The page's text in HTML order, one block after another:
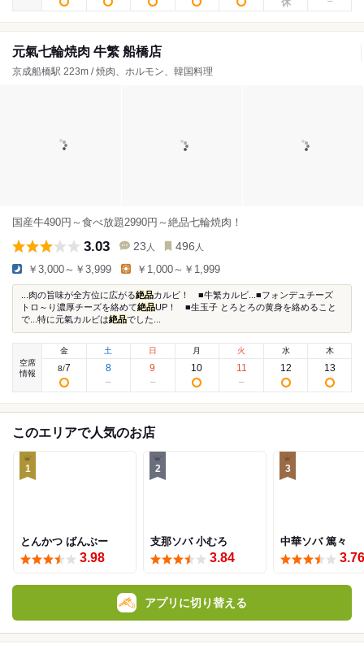
元氣七輪焼肉 牛繁 船橋店
京成船橋駅 223m / 焼肉、ホルモン、韓国料理
国産牛490円～食べ放題2990円～絶品七輪焼肉！
3.03 23 人 496 人
￥3,000～￥3,999 ￥1,000～￥1,999
...肉の旨味が全方位に広がる絶品カルビ！ ■牛繁カルビ...■フォンデュチーズ
トロ～り濃厚チーズを絡めて絶品UP！ ■生玉子 とろとろの黄身を絡めること
で...特に元氣カルビは絶品でした...
空席
情報
金
8/7
土
8
日
9
月
10
火
11
水
12
木
13
このエリアで人気のお店
1
とんかつ ばんぶー
3.98
2
支那ソバ 小むろ
3.84
3
中華ソバ 篤々
3.76
アプリに切り替える